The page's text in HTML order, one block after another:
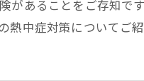
があることをご存知
熱中症対策についてご